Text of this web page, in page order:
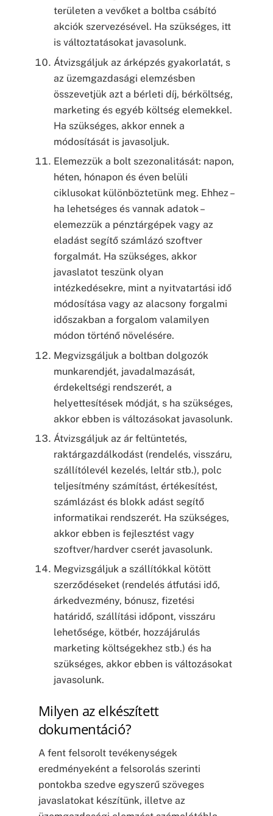
területen a vevőket a boltba csábító
akciók szervezésével. Ha szükséges, itt
is változtatásokat javasolunk.
Átvizsgáljuk az árképzés gyakorlatát, s
az üzemgazdasági elemzésben
összevetjük azt a bérleti díj, bérköltség,
marketing és egyéb költség elemekkel.
Ha szükséges, akkor ennek a
módosítását is javasoljuk.
Elemezzük a bolt szezonalitását: napon,
héten, hónapon és éven belüli
ciklusokat különböztetünk meg. Ehhez –
ha lehetséges és vannak adatok –
elemezzük a pénztárgépek vagy az
eladást segítő számlázó szoftver
forgalmát. Ha szükséges, akkor
javaslatot teszünk olyan
intézkedésekre, mint a nyitvatartási idő
módosítása vagy az alacsony forgalmi
időszakban a forgalom valamilyen
módon történő növelésére.
Megvizsgáljuk a boltban dolgozók
munkarendjét, javadalmazását,
érdekeltségi rendszerét, a
helyettesítések módját, s ha szükséges,
akkor ebben is változásokat javasolunk.
Átvizsgáljuk az ár feltüntetés,
raktárgazdálkodást (rendelés, visszáru,
szállítólevél kezelés, leltár stb.), polc
teljesítmény számítást, értékesítést,
számlázást és blokk adást segítő
informatikai rendszerét. Ha szükséges,
akkor ebben is fejlesztést vagy
szoftver/hardver cserét javasolunk.
Megvizsgáljuk a szállítókkal kötött
szerződéseket (rendelés átfutási idő,
árkedvezmény, bónusz, fizetési
határidő, szállítási időpont, visszáru
lehetősége, kötbér, hozzájárulás
marketing költségekhez stb.) és ha
szükséges, akkor ebben is változásokat
javasolunk.
Milyen az elkészített
dokumentáció?
A fent felsorolt tevékenységek
eredményeként a felsorolás szerinti
pontokba szedve egyszerű szöveges
javaslatokat készítünk, illetve az